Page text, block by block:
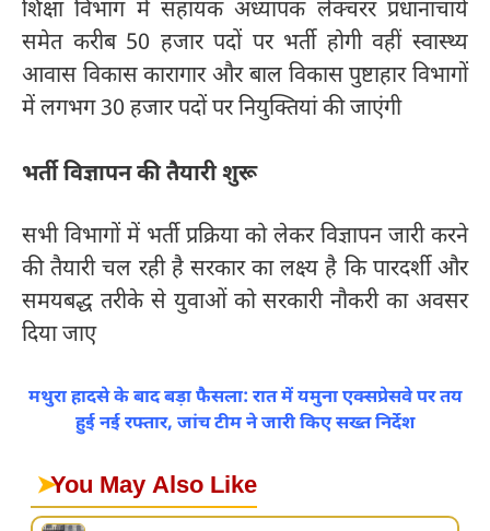
शिक्षा विभाग में सहायक अध्यापक लेक्चरर प्रधानाचार्य
समेत करीब 50 हजार पदों पर भर्ती होगी वहीं स्वास्थ्य
आवास विकास कारागार और बाल विकास पुष्टाहार विभागों
में लगभग 30 हजार पदों पर नियुक्तियां की जाएंगी
भर्ती विज्ञापन की तैयारी शुरू
सभी विभागों में भर्ती प्रक्रिया को लेकर विज्ञापन जारी करने
की तैयारी चल रही है सरकार का लक्ष्य है कि पारदर्शी और
समयबद्ध तरीके से युवाओं को सरकारी नौकरी का अवसर
दिया जाए
मथुरा हादसे के बाद बड़ा फैसला: रात में यमुना एक्सप्रेसवे पर तय
हुई नई रफ्तार, जांच टीम ने जारी किए सख्त निर्देश
➤You May Also Like